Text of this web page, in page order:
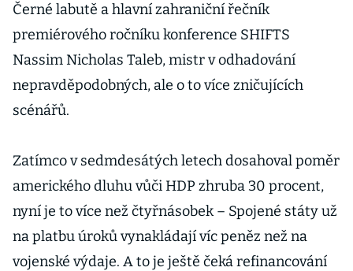
Černé labutě a hlavní zahraniční řečník
premiérového ročníku konference SHIFTS
Nassim Nicholas Taleb, mistr v odhadování
nepravděpodobných, ale o to více zničujících
scénářů.
Zatímco v sedmdesátých letech dosahoval poměr
amerického dluhu vůči HDP zhruba 30 procent,
nyní je to více než čtyřnásobek – Spojené státy už
na platbu úroků vynakládají víc peněz než na
vojenské výdaje. A to je ještě čeká refinancování